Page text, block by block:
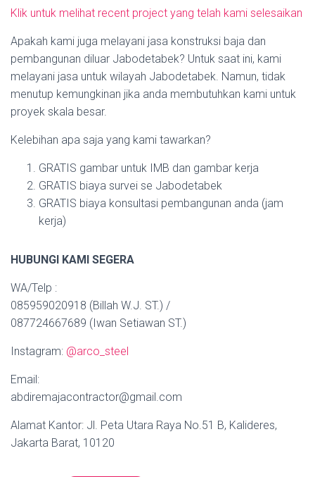
Klik untuk melihat recent project yang telah kami selesaikan
Apakah kami juga melayani jasa konstruksi baja dan
pembangunan diluar Jabodetabek? Untuk saat ini, kami
melayani jasa untuk wilayah Jabodetabek. Namun, tidak
menutup kemungkinan jika anda membutuhkan kami untuk
proyek skala besar.
Kelebihan apa saja yang kami tawarkan?
GRATIS gambar untuk IMB dan gambar kerja
GRATIS biaya survei se Jabodetabek
GRATIS biaya konsultasi pembangunan anda (jam
kerja)
HUBUNGI KAMI SEGERA
WA/Telp :
085959020918 (Billah W.J. ST.) /
087724667689 (Iwan Setiawan ST.)
Instagram: @arco_steel
Email:
abdiremajacontractor@gmail.com
Alamat Kantor: Jl. Peta Utara Raya No.51 B, Kalideres,
Jakarta Barat, 10120